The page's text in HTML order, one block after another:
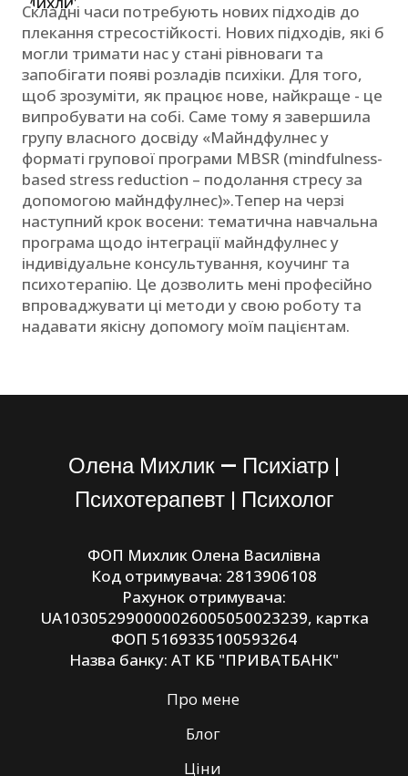
Складні часи потребують нових підходів до
плекання стресостійкості. Нових підходів, які б
могли тримати нас у стані рівноваги та
запобігати появі розладів психіки. Для того,
щоб зрозуміти, як працює нове, найкраще - це
випробувати на собі. Саме тому я завершила
групу власного досвіду «Майндфулнес у
форматі групової програми MBSR (mindfulness-
based stress reduction – подолання стресу за
допомогою майндфулнес)».Тепер на черзі
наступний крок восени: тематична навчальна
програма щодо інтеграції майндфулнес у
індивідуальне консультування, коучинг та
психотерапію. Це дозволить мені професійно
впроваджувати ці методи у свою роботу та
надавати якісну допомогу моїм пацієнтам.
Олена Михлик — Психіатр |
Психотерапевт | Психолог
ФОП Михлик Олена Василівна
Код отримувача: 2813906108
Рахунок отримувача:
UA103052990000026005050023239, картка
ФОП 5169335100593264
Назва банку: АТ КБ "ПРИВАТБАНК"
Про мене
Блог
Ціни